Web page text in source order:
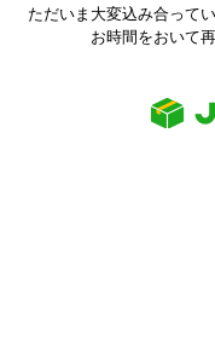
ただいま大変込み合って
お時間をおいて